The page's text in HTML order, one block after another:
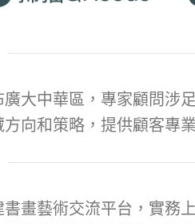
大中華區，專家顧問涉
向和策略，提供顧客專
書畫藝術交流平台，實